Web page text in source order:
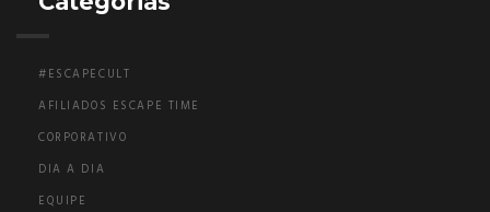
#ESCAPECULT
AFILIADOS ESCAPE TIME
CORPORATIVO
DIA A DIA
EQUIPE